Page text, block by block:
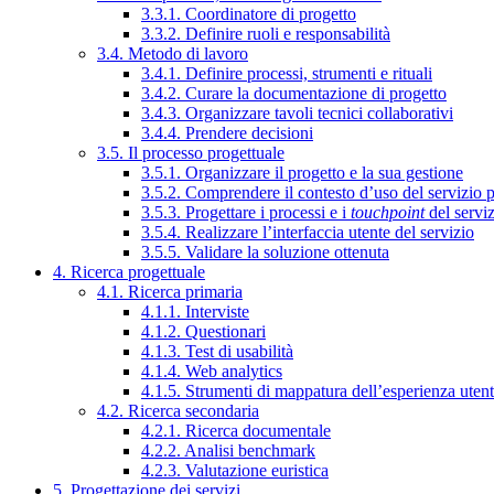
3.3.1. Coordinatore di progetto
3.3.2. Definire ruoli e responsabilità
3.4. Metodo di lavoro
3.4.1. Definire processi, strumenti e rituali
3.4.2. Curare la documentazione di progetto
3.4.3. Organizzare tavoli tecnici collaborativi
3.4.4. Prendere decisioni
3.5. Il processo progettuale
3.5.1. Organizzare il progetto e la sua gestione
3.5.2. Comprendere il contesto d’uso del servizio
3.5.3. Progettare i processi e i touchpointdel
3.5.4. Realizzare l’interfaccia utente del servizio
3.5.5. Validare la soluzione ottenuta
4. Ricerca progettuale
4.1. Ricerca primaria
4.1.1. Interviste
4.1.2. Questionari
4.1.3. Test di usabilità
4.1.4. Web analytics
4.1.5. Strumenti di mappatura dell’esperienza
4.2. Ricerca secondaria
4.2.1. Ricerca documentale
4.2.2. Analisi benchmark
4.2.3. Valutazione euristica
5. Progettazione dei servizi